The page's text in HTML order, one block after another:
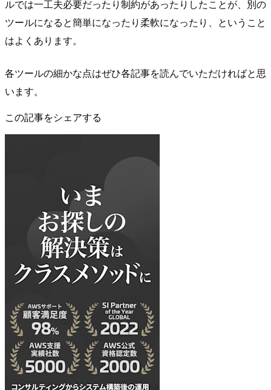
ルでは一工夫必要だったり制約があったりしたことが、別の
ツールになると簡単になったり柔軟になったり、ということ
はよくあります。
各ツールの細かな点はぜひ各記事を読んでいただければと思
います。
この記事をシェアする